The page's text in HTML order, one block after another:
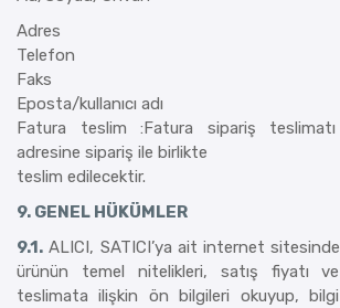
Adres
Telefon
Faks
Eposta/kullanıcı adı
Fatura teslim :Fatura sipariş teslimatı
adresine sipariş ile birlikte
teslim edilecektir.
9. GENEL HÜKÜMLER
9.1. ALICI, SATICI’ya ait internet
ürünün temel nitelikleri, satış fiyatı
teslimata ilişkin ön bilgileri okuyup,